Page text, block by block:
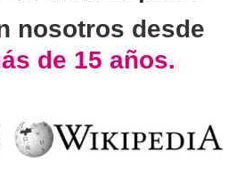
nosotros desde
de 15 años.